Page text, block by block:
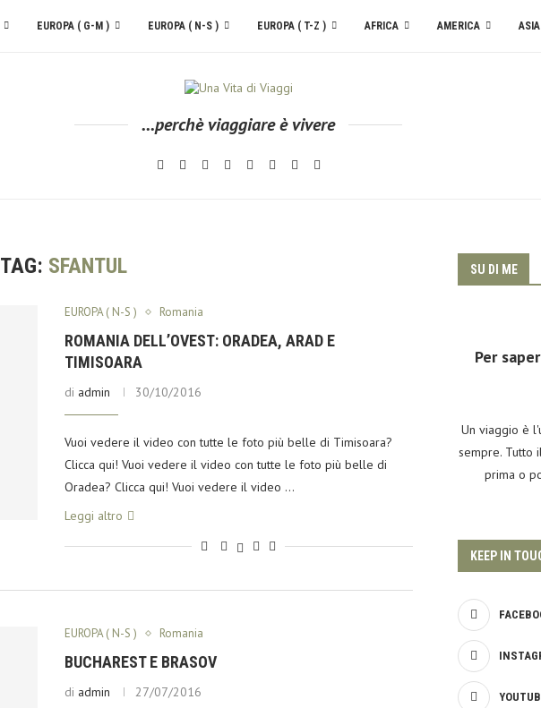
EUROPA ( G-M ) EUROPA ( N-S ) EUROPA ( T-Z ) AFRICA AMERICA ASIA
...perchè viaggiare è vivere
TAG: SFANTUL
EUROPA ( N-S ) Romania
ROMANIA DELL’OVEST: ORADEA, ARAD E
TIMISOARA
di admin 30/10/2016
Vuoi vedere il video con tutte le foto più belle di Timisoara?
Clicca qui! Vuoi vedere il video con tutte le foto più belle di
Oradea? Clicca qui! Vuoi vedere il video …
Leggi altro
EUROPA ( N-S ) Romania
BUCHAREST E BRASOV
di admin 27/07/2016
SU DI ME
Per
Un viaggio è
sempre. Tutto
prima o
KEEP IN